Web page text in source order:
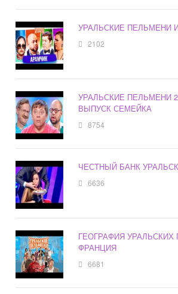
УРАЛЬСКИЕ ПЕЛЬМЕНИ
2102
УРАЛЬСКИЕ ПЕЛЬМЕНИ
ВЫПУСК СЕМЕЙКА
8754
ЧЕСТНЫЙ БАНК
6636
ГЕОГРАФИЯ
ФРАНЦИЯ
6681